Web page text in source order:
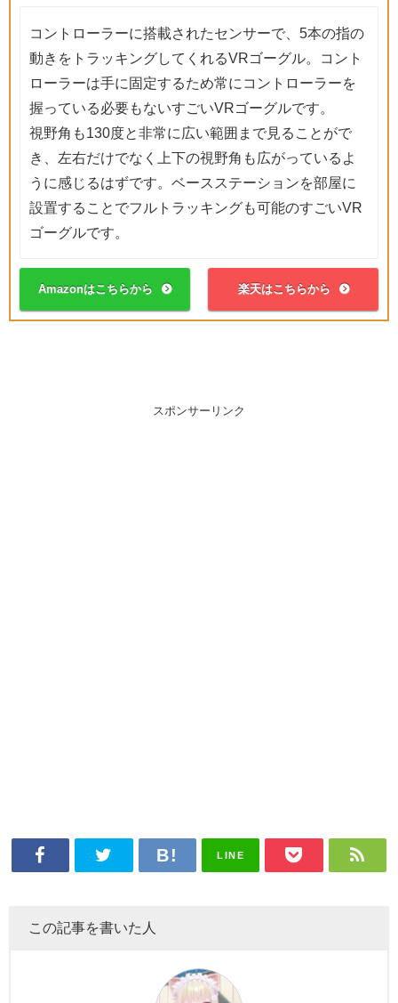
コントローラーに搭載されたセンサーで、5本の指の
動きをトラッキングしてくれるVRゴーグル。コント
ローラーは手に固定するため常にコントローラーを
握っている必要もないすごいVRゴーグルです。
視野角も130度と非常に広い範囲まで見ることがで
き、左右だけでなく上下の視野角も広がっているよ
うに感じるはずです。ベースステーションを部屋に
設置することでフルトラッキングも可能のすごいVR
ゴーグルです。
Amazonはこちらから 楽天はこちらから
スポンサーリンク
LINE
この記事を書いた人